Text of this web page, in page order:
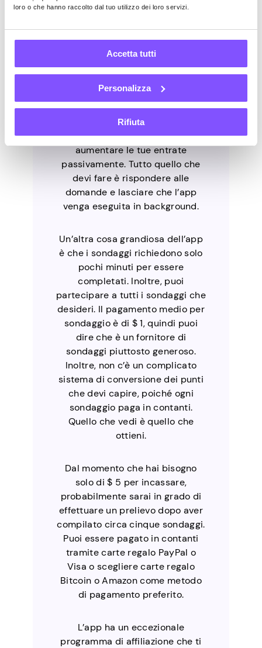
loro o che hanno raccolto dal tuo utilizzo dei loro servizi.
Accetta tutti
Personalizza
Rifiuta
poiché è disponibile in oltre 190
Una delle cose migliori di
Pawns.app è che ti permette di
in due modi. Mentre completi i
sondaggi e vieni pagato per essi,
puoi anche condividere la tua
connessione Internet e
aumentare le tue entrate
passivamente. Tutto quello che
devi fare è rispondere alle
domande e lasciare che l’app
venga eseguita in background.
Un’altra cosa grandiosa dell’app
è che i sondaggi richiedono solo
pochi minuti per essere
completati. Inoltre, puoi
partecipare a tutti i sondaggi che
desideri. Il pagamento medio per
sondaggio è di $ 1, quindi puoi
dire che è un fornitore di
sondaggi piuttosto generoso.
Inoltre, non c’è un complicato
sistema di conversione dei punti
che devi capire, poiché ogni
sondaggio paga in contanti.
Quello che vedi è quello che
ottieni.
Dal momento che hai bisogno
solo di $ 5 per incassare,
probabilmente sarai in grado di
effettuare un prelievo dopo aver
compilato circa cinque sondaggi.
Puoi essere pagato in contanti
tramite carte regalo PayPal o
Visa o scegliere carte regalo
Bitcoin o Amazon come metodo
di pagamento preferito.
L’app ha un eccezionale
programma di affiliazione che ti